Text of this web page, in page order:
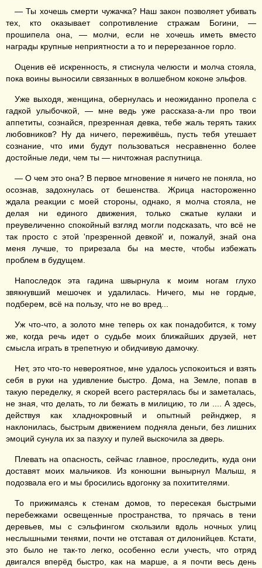
— Ты хочешь смерти чужачка? Наш закон позволяет убивать
тех, кто оказывает сопротивление стражам Богини, —
прошипела она, — молчи, если не хочешь иметь вместо
награды крупные неприятности а то и перерезанное горло.
Оценив её искренность, я стиснула челюсти и молча стояла,
пока воины выносили связанных в волшебном коконе эльфов.
Уже выходя, женщина, обернулась и неожиданно пропела с
гадкой улыбочкой, — мне ведь уже рассказа-а-ли про твои
аппетиты, сознайся, презренная девка, тебе жаль терять таких
любовников? Ну да ничего, переживёшь, пусть тебя утешает
сознание, что ими будут пользоваться несравненно более
достойные леди, чем ты — ничтожная распутница.
— О чем это она? В первое мгновение я ничего не поняла, но
осознав, задохнулась от бешенства. Жрица настороженно
ждала реакции с моей стороны, однако, я молча стояла, не
делая ни единого движения, только сжатые кулаки и
преувеличенно спокойный взгляд могли подсказать, что всё не
так просто с этой 'презренной девкой' и, пожалуй, знай она
меня лучше, то прирезала бы на месте, чтобы избежать
проблем в будущем.
Напоследок эта гадина швырнула к моим ногам глухо
звякнувший мешочек и удалилась. Ничего, мы не гордые,
подберем, всё на пользу, что не во вред...
Уж что-что, а золото мне теперь ох как понадобится, к тому
же, когда речь идет о судьбе моих ближайших друзей, нет
смысла играть в трепетную и обидчивую дамочку.
Нет, это что-то невероятное, мне удалось успокоиться и взять
себя в руки на удивление быстро. Дома, на Земле, попав в
такую переделку, я скорей всего растерялась бы и заметалась,
не зная, что делать, то ли бежать в милицию, то ли .... А здесь,
действуя как хладнокровный и опытный рейнджер, я
наклонилась, быстрым движением подняла деньги, без лишних
эмоций сунула их за пазуху и пулей выскочила за дверь.
Плевать на опасность, сейчас главное, проследить, куда они
доставят моих мальчиков. Из конюшни вынырнул Малыш, я
подозвала его и мы бросились вдогонку за похитителями.
То прижимаясь к стенам домов, то пересекая быстрыми
перебежками освещенные пространства, то прячась в тени
деревьев, мы с сэльфингом скользили вдоль ночных улиц
неслышными тенями, почти не отставая от дилонийцев. Кстати,
это было не так-то легко, особенно если учесть, что отряд
двигался вперёд быстро, как на марше, а я почти весь день